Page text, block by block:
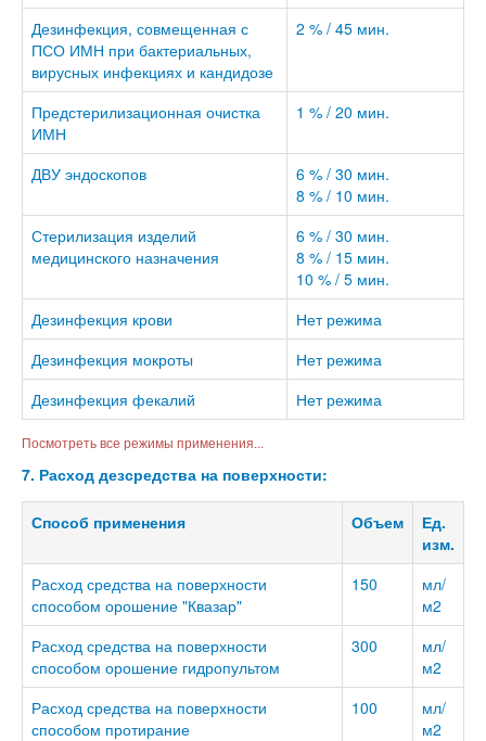
Дезинфекция, совмещенная с
ПСО ИМН при бактериальных,
вирусных инфекциях и кандидозе
2 % / 45 мин.
Предстерилизационная очистка
ИМН
1 % / 20 мин.
ДВУ эндоскопов
6 % / 30 мин.
8 % / 10 мин.
Стерилизация изделий
медицинского назначения
6 % / 30 мин.
8 % / 15 мин.
10 % / 5 мин.
Дезинфекция крови
Нет режима
Дезинфекция мокроты
Нет режима
Дезинфекция фекалий
Нет режима
Посмотреть все режимы применения...
7. Расход дезсредства на поверхности:
Способ применения Объем
Ед.
изм.
Расход средства на поверхности
способом орошение "Квазар"
150
мл/
м2
Расход средства на поверхности
способом орошение гидропультом
300
мл/
м2
Расход средства на поверхности
способом протирание
100
мл/
м2